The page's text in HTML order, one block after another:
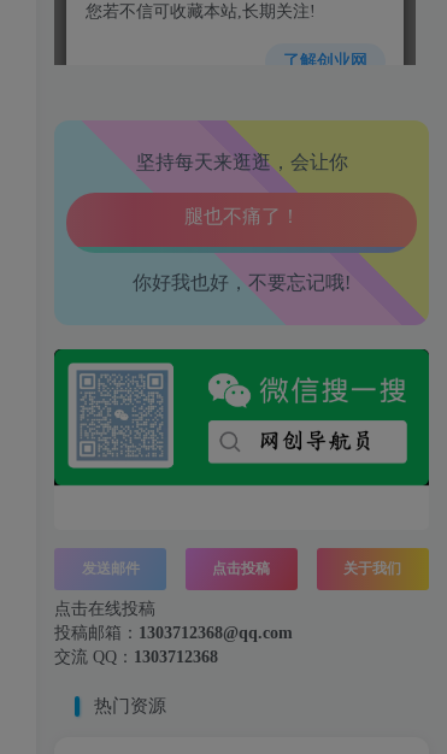
坚持每天来逛逛，会让你
心情也舒畅了！
走路也有劲了！
腿也不痛了！
工作也轻松了！
你好我也好，不要忘记哦!
发送邮件 点击投稿 关于我们
点击在线投稿
投稿邮箱： 1303712368@qq.com
交流 QQ： 1303712368
热门资源